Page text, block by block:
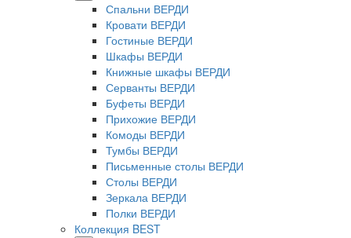
Спальни ВЕРДИ
Кровати ВЕРДИ
Гостиные ВЕРДИ
Шкафы ВЕРДИ
Книжные шкафы ВЕРДИ
Серванты ВЕРДИ
Буфеты ВЕРДИ
Прихожие ВЕРДИ
Комоды ВЕРДИ
Тумбы ВЕРДИ
Письменные столы ВЕРДИ
Столы ВЕРДИ
Зеркала ВЕРДИ
Полки ВЕРДИ
Коллекция BEST